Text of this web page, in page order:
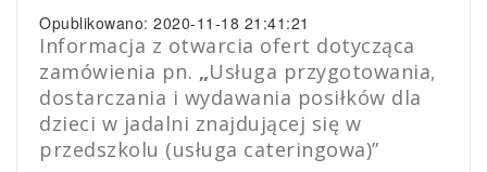
Opublikowano: 2020-11-18 21:41:21
Informacja z otwarcia ofert dotycząca
zamówienia pn. „Usługa przygotowania,
dostarczania i wydawania posiłków dla
dzieci w jadalni znajdującej się w
przedszkolu (usługa cateringowa)”